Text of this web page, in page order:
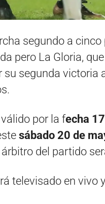
segundo a
pero La Gloria,
su segunda victoria
por la fecha
sábado 20 de
árbitro del partido
televisado en vivo